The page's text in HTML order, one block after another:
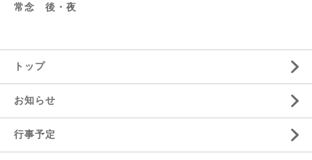
常念 後・夜
トップ
お知らせ
行事予定